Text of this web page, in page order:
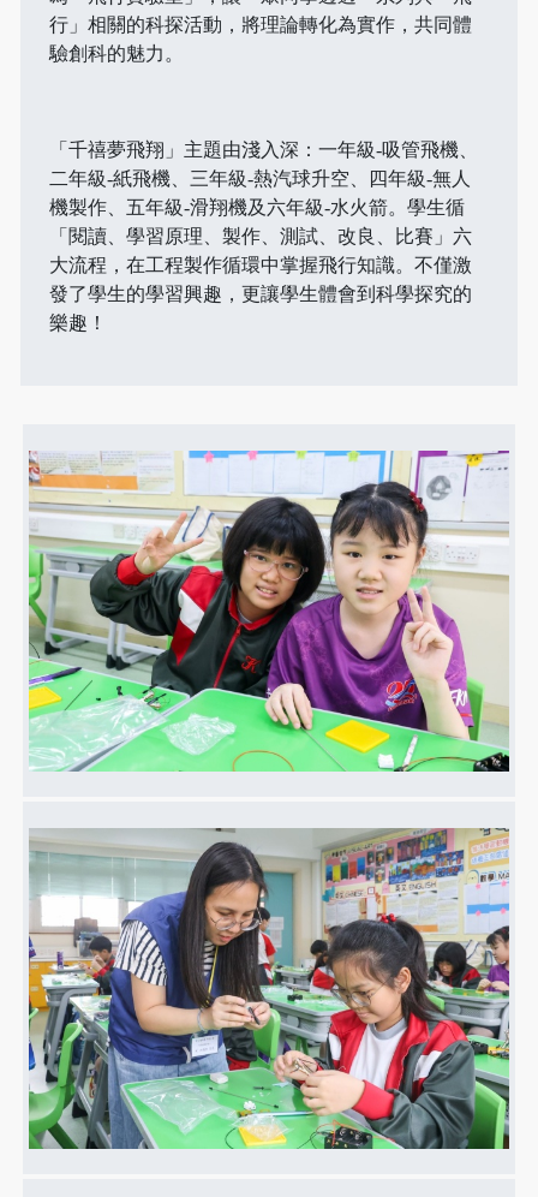
行」相關的科探活動，將理論轉化為實作，共同體
驗創科的魅力。
「千禧夢飛翔」主題由淺入深：一年級-吸管飛機、
二年級-紙飛機、三年級-熱汽球升空、四年級-無人
機製作、五年級-滑翔機及六年級-水火箭。學生循
「閱讀、學習原理、製作、測試、改良、比賽」六
大流程，在工程製作循環中掌握飛行知識。不僅激
發了學生的學習興趣，更讓學生體會到科學探究的
樂趣！